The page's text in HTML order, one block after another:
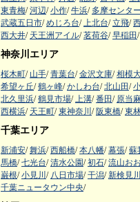
東青梅/ 河辺/ 小作/ 牛浜/ 多摩センター
武蔵五日市/ めじろ台/ 上北台/ 立飛/
西大井/ 天王洲アイル/ 茗荷谷/ 早稲田/
神奈川エリア
桜木町/ 山手/ 青葉台/ 金沢文庫/ 相模
希望ヶ丘/ 鶴ヶ峰/ かしわ台/ 北山田/
北久里浜/ 鶴見市場/ 上溝/ 番田/ 原当
西横浜/ 天王町/ 東神奈川 / 阪東橋/ 東
千葉エリア
新浦安/ 舞浜/ 西船橋/ 本八幡/ 幕張/ 蘇
馬橋/ 七光台/ 清水公園/ 初石/ 流山お
巌根/ 小見川 / 八日市場/ 干潟/ 新検見川
千葉ニュータウン中央/